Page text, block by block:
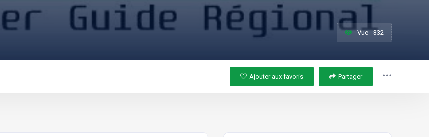
Vue - 332
Ajouter aux favoris Partager